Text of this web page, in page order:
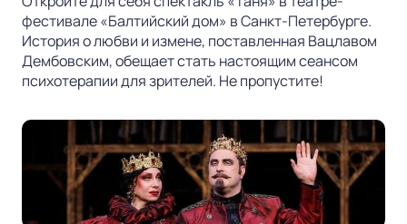
фестивале «Балтийский дом» в Санкт-Петербурге.
История о любви и измене, поставленная Вацлавом
Дембовским, обещает стать настоящим сеансом
психотерапии для зрителей. Не пропустите!